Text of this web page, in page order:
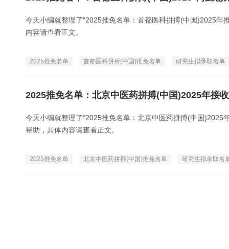
今天小编就整理了“2025推免名单：首都医科拼搏(中国)2025年
内容请查看正文。
2025推免名单 首都医科拼搏(中国)推免名单 研究生拟录取名单
2025推免名单：北京中医药拼搏(中国)2025年接
今天小编就整理了“2025推免名单：北京中医药拼搏(中国)2025
帮助，具体内容请查看正文。
2025推免名单 北京中医药拼搏(中国)推免名单 研究生拟录取名